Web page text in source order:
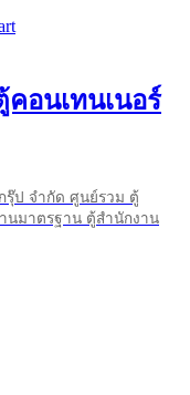
อนเทนเนอร์
รุ๊ป จำกัด ศูนย์รวม ตู้
นมาตรฐาน ตู้สำนักงาน